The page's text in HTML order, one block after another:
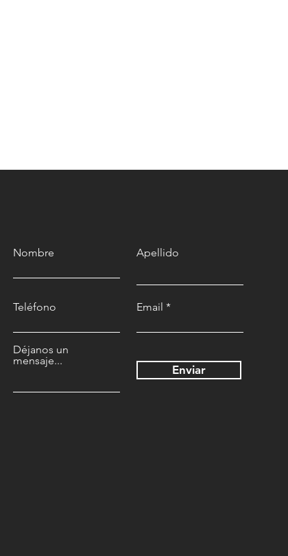
Nombre Apellido
Teléfono Email
Déjanos un
mensaje...
Enviar